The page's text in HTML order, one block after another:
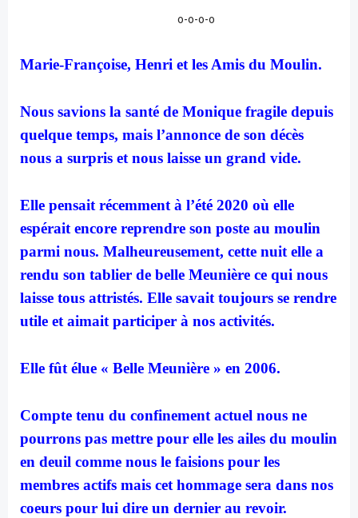
o-o-o-o
Marie-Françoise, Henri et les Amis du Moulin.
Nous savions la santé de Monique fragile depuis
quelque temps, mais l’annonce de son décès
nous a surpris et nous laisse un grand vide.
Elle pensait récemment à l’été 2020 où elle
espérait encore reprendre son poste au moulin
parmi nous. Malheureusement, cette nuit elle a
rendu son tablier de belle Meunière ce qui nous
laisse tous attristés. Elle savait toujours se rendre
utile et aimait participer à nos activités.
Elle fût élue « Belle Meunière » en 2006.
Compte tenu du confinement actuel nous ne
pourrons pas mettre pour elle les ailes du moulin
en deuil comme nous le faisions pour les
membres actifs mais cet hommage sera dans nos
coeurs pour lui dire un dernier au revoir.